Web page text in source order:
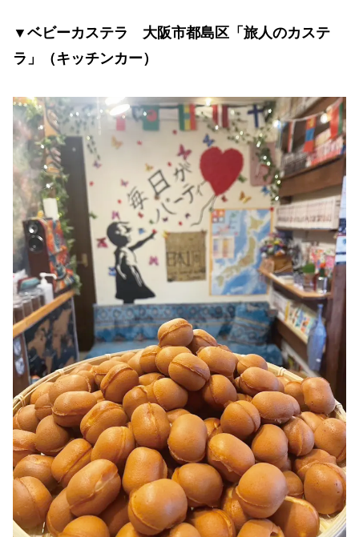
▼ベビーカステラ 大阪市都島区「旅人のカステ
ラ」（キッチンカー）